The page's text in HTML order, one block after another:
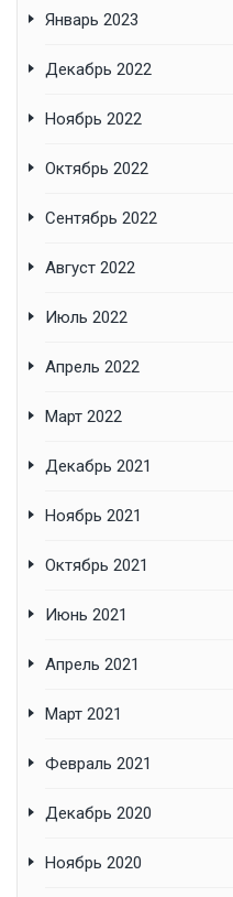
Январь 2023
Декабрь 2022
Ноябрь 2022
Октябрь 2022
Сентябрь 2022
Август 2022
Июль 2022
Апрель 2022
Март 2022
Декабрь 2021
Ноябрь 2021
Октябрь 2021
Июнь 2021
Апрель 2021
Март 2021
Февраль 2021
Декабрь 2020
Ноябрь 2020